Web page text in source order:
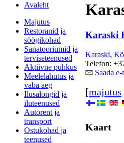
Avaleht
Majutus
Restoranid ja
söögikohad
Sanatooriumid ja
terviseteenused
Aktiivne puhkus
Meelelahutus ja
vaba aeg
Ilusalongid ja
iluteenused
Autorent ja
transport
Ostukohad ja
teenused
Karaski
Karaski,
Telefon:
Saada
[majutus
Kaart